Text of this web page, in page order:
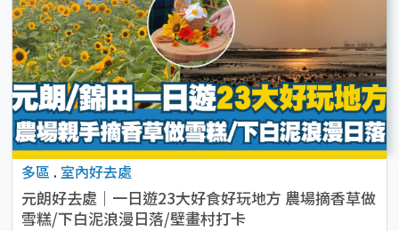
多區 . 室內好去處
元朗好去處｜一日遊23大好食好玩地方 農場摘香草做
雪糕/下白泥浪漫日落/壁畫村打卡